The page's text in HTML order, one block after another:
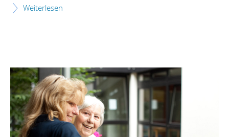
Weiterlesen